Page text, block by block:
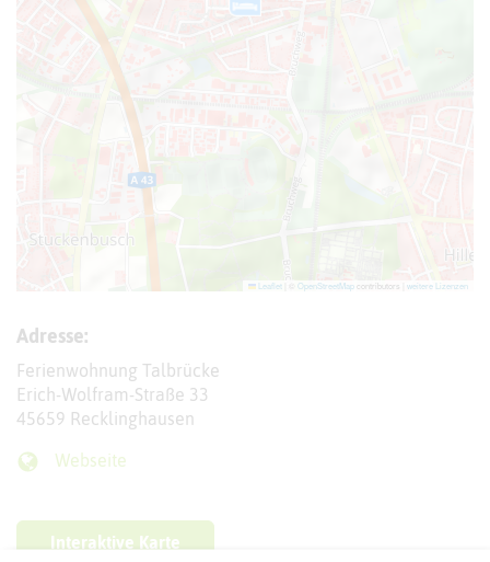
Leaflet OpenStreetMap contributors | weitere Lizenzen
Adresse:
Ferienwohnung Talbrücke
Erich-Wolfram-Straße 33
45659 Recklinghausen
Webseite
Interaktive Karte